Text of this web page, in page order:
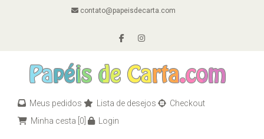
contato@papeisdecarta.com
Meus pedidos Lista de desejos
Checkout
Minha cesta [0] Login